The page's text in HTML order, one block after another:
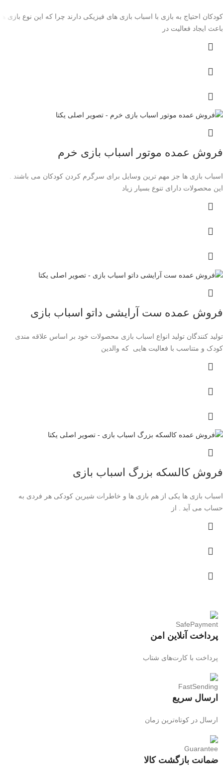
کودکان احتیاج به بازی با اسباب بازی های فیزیکی دارند چرا که این نوع بازی ها
باعث ایجاد فعالیت در
فروش عمده موتور اسباب بازی خرم
اسباب بازی ها جز مهم ترین وسایل برای سرگرم کردن کودکان می باشند .
این محصولات دارای تنوع بسیار زیاد
فروش عمده ست آرایشی داتو اسباب بازی
تولید کنندگان تولید انواع اسباب بازی محصولات خود بر اساس علاقه مندی
کودک و متناسب با فعالیت‌ هایی که والدین
فروش کالسکه بزرگ اسباب بازی
اسباب بازی ها یکی از هم بازی ها و خاطرات شیرین کودکی هر فردی به
حساب می آید . از
پرداخت آنلاین امن
پرداخت با کارت‌های شتاب
ارسال سریع
ارسال در کوتاه‌ترین زمان
ضمانت بازگشت کالا